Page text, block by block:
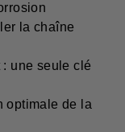
la chaîne
une seule clé
optimale de la